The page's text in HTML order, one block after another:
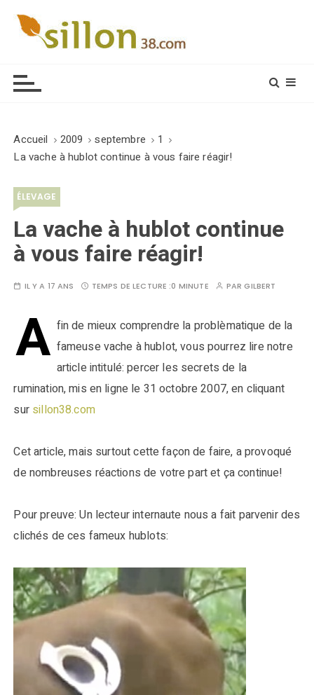
Accueil 2009 septembre
1
La vache à hublot continue à vous faire réagir!
ÉLEVAGE
La vache à hublot continue
à vous faire réagir!
IL Y A 17 ANS TEMPS DE LECTURE :0 MINUTE PARGILBERT
A fin de mieux comprendre la problèmatique de la
fameuse vache à hublot, vous pourrez lire notre
article intitulé: percer les secrets de la
rumination, mis en ligne le 31 octobre 2007, en cliquant
sur sillon38.com
Cet article, mais surtout cette façon de faire, a provoqué
de nombreuses réactions de votre part et ça continue!
Pour preuve: Un lecteur internaute nous a fait parvenir des
clichés de ces fameux hublots: